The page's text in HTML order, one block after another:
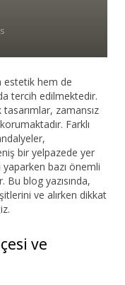
estetik hem de
tercih edilmektedir.
zamansız
Farklı
bir yelpazede yer
yaparken bazı önemli
blog yazısında,
ve alırken dikkat
ve